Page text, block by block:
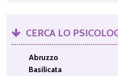
CERCA LO
Abruzzo
Basilicata